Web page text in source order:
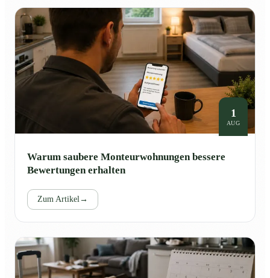
1
AUG
Warum saubere Monteurwohnungen bessere
Bewertungen erhalten
Zum Artikel→